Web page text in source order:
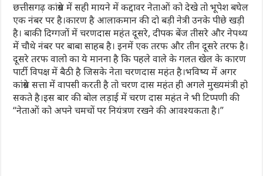
छत्तीसगढ़ कांग्रेस में सही मायने में कद्दावर नेताओं को देखे तो भूपेश बघेल
एक नंबर पर है।कारण है आलाकमान की दो बड़ी नेत्री उनके पीछे खड़ी
है। बाकी दिग्गजों में चरणदास महंत दूसरे, दीपक बेंज तीसरे और नेपथ्य
में चौथे नंबर पर बाबा साहब है। इनमें एक तरफ और तीन दूसरे तरफ है।
दूसरे तरफ वालो का ये मानना है कि पहले वाले के गलत खेल के कारण
पार्टी विपक्ष में बैठी है जिसके नेता चरणदास महंत है।भविष्य में अगर
कांग्रेस सत्ता में वापसी करती है तो चरण दास महंत ही अगले मुख्यमंत्री हो
सकते है।इस बार की बोल लड़ाई में चरण दास महंत ने भी टिप्पणी की
“नेताओं को अपने चमचों पर नियंत्रण रखने की आवश्यकता है।”